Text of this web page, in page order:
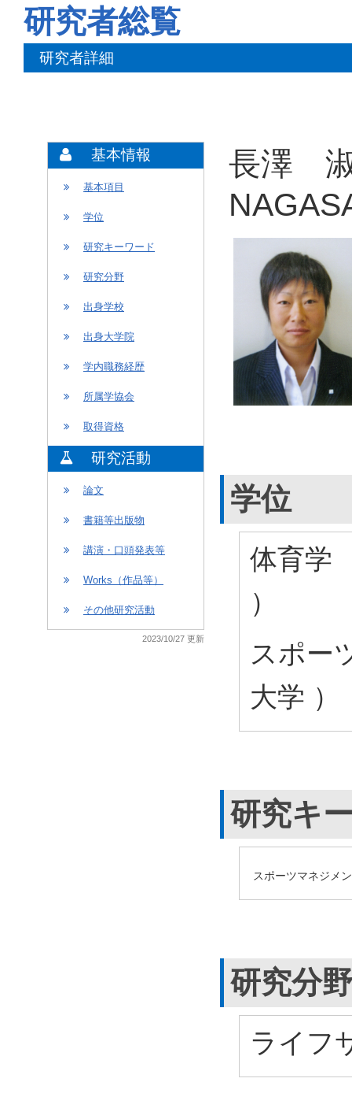
研究者総覧
研究者詳細
基本情報
基本項目
学位
研究キーワード
研究分野
出身学校
出身大学院
学内職務経歴
所属学協会
取得資格
研究活動
論文
書籍等出版物
講演・口頭発表等
Works（作品等）
その他研究活動
2023/10/27 更新
長澤
学位
体育学
）
スポー
大学 ）
研究キ
スポーツマネジメ
研究分野
ライフ